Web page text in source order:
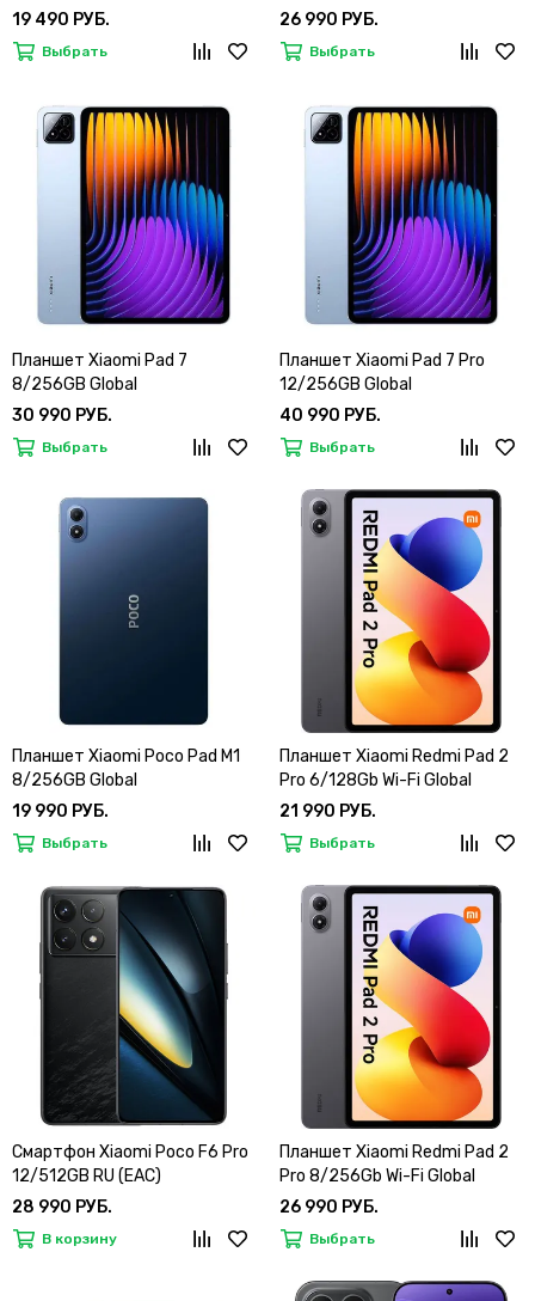
19 490 РУБ.
Выбрать
26 990 РУБ.
Выбрать
Планшет Xiaomi Pad 7
8/256GB Global
30 990 РУБ.
Выбрать
Планшет Xiaomi Pad 7 Pro
12/256GB Global
40 990 РУБ.
Выбрать
Планшет Xiaomi Poco Pad M1
8/256GB Global
19 990 РУБ.
Выбрать
Планшет Xiaomi Redmi Pad 2
Pro 6/128Gb Wi-Fi Global
21 990 РУБ.
Выбрать
Смартфон Xiaomi Poco F6 Pro
12/512GB RU (EAC)
28 990 РУБ.
В корзину
Планшет Xiaomi Redmi Pad 2
Pro 8/256Gb Wi-Fi Global
26 990 РУБ.
Выбрать